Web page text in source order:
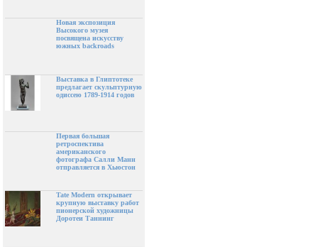
Новая экспозиция
Высокого музея
посвящена искусству
южных backroads
Выставка в Глиптотеке
предлагает скульптурную
одиссею 1789-1914 годов
Первая большая
ретроспектива
американского
фотографа Салли Манн
отправляется в Хьюстон
Tate Modern открывает
крупную выставку работ
пионерской художницы
Доротеи Таннинг